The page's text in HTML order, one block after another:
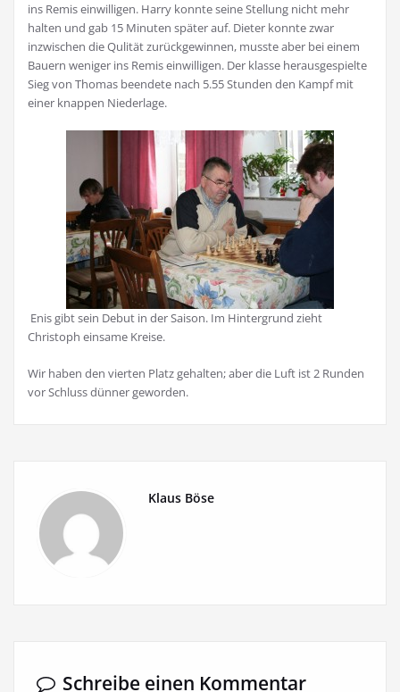
ins Remis einwilligen. Harry konnte seine Stellung nicht mehr
halten und gab 15 Minuten später auf. Dieter konnte zwar
inzwischen die Qulität zurückgewinnen, musste aber bei einem
Bauern weniger ins Remis einwilligen. Der klasse herausgespielte
Sieg von Thomas beendete nach 5.55 Stunden den Kampf mit
einer knappen Niederlage.
Enis gibt sein Debut in der Saison. Im Hintergrund zieht
Christoph einsame Kreise.
Wir haben den vierten Platz gehalten; aber die Luft ist 2 Runden
vor Schluss dünner geworden.
Klaus Böse
Schreibe einen Kommentar